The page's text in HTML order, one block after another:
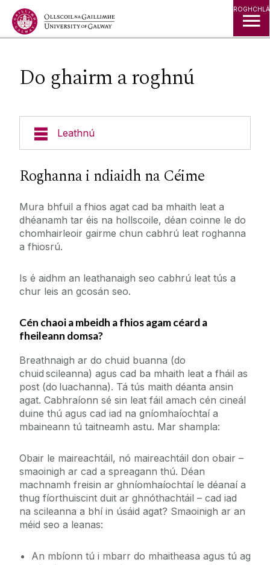
Léim go Ábhar
Do ghairm a roghnú
Leathnú
Cúrsaí
Seirbhísí do Mhic Léinn
Oifig an Uachtaráin Ionaid & Meabhránaí
Láithreán na Foirne
An tIonad Forbartha Gairmeacha
Seirbhísí do Mhic Léinn
FéachGairmeacha
Trialacha spéise i nGairmeacha
Cad a dhéanann Céimithe?
Gradam Infhostaitheachta
Staidéar breise & Maoiniú
Aimsigh Post
Imeachtaí
Ceisteanna Coitianta
Foghlaim Obairbhunaithe
Eolas Fúinn
Careers Connect
Lá Oscailte Fochéime
Foirmeacha na hOifige Párolla & Costais
Daltaí Ardteistiméireachta
Roghnaigh Iarchéim
Roghanna i ndiaidh na Céime
Mura bhfuil a fhios agat cad ba mhaith leat a
dhéanamh tar éis na hollscoile, déan coinne le do
chomhairleoir gairme chun cabhrú leat roghanna
a fhiosrú.
Is é aidhm an leathanaigh seo cabhrú leat tús a
chur leis an gcosán seo. ‌
Cén chaoi a mbeidh a fhios agam céard a
fheileann domsa?
Breathnaigh ar do chuid buanna (do
chuid scileanna) agus cad ba mhaith leat a fháil as
post (do luachanna). Tá tús maith déanta ansin
agat. Cabhraíonn sé sin leat fáil amach cén cineál
duine thú agus cad iad na gníomhaíochtaí a
mbaineann tú taitneamh astu. Mar shampla:
Obair le maireachtáil, nó maireachtáil don obair –
smaoinigh ar cad a spreagann thú. Déan
machnamh freisin ar ghníomhaíochtaí le déanaí a
thug fíorthuiscint duit ar ghnóthachtáil – cad iad
na scileanna a bhí in úsáid agat? Smaoinigh ar an
méid seo a leanas:
An mbíonn tú i mbarr do mhaitheasa agus tú ag